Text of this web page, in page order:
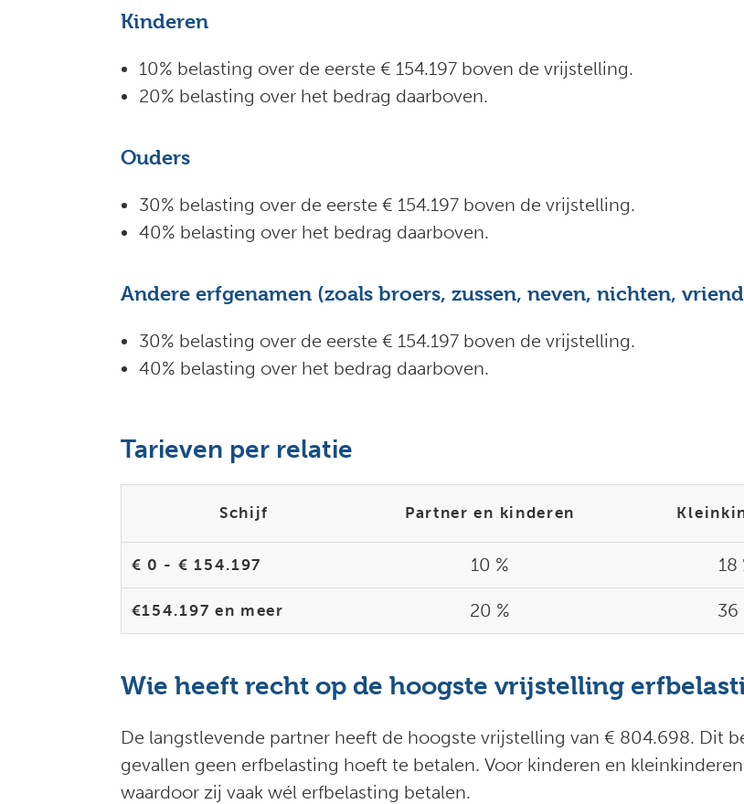
Kinderen
10% belasting over de eerste € 154.197 boven de vrijstelling.
20% belasting over het bedrag daarboven.
Ouders
30% belasting over de eerste € 154.197 boven de vrijstelling.
40% belasting over het bedrag daarboven.
Andere erfgenamen (zoals broers, zussen, neven, nichten,
30% belasting over de eerste € 154.197 boven de vrijstelling.
40% belasting over het bedrag daarboven.
Tarieven per relatie
Schijf Partner en kinderen
€ 0 - € 154.197 10 % 18
€154.197 en meer 20 % 36
Wie heeft recht op de hoogste vrijstelling
De langstlevende partner heeft de hoogste vrijstelling van € 804.698. Dit
gevallen geen erfbelasting hoeft te betalen. Voor kinderen en
waardoor zij vaak wél erfbelasting betalen.